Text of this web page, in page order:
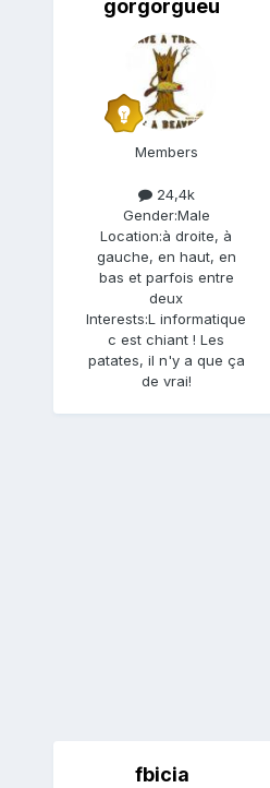
gorgorgueu
Members
24,4k
Gender:Male
Location:à droite, à
gauche, en haut, en
bas et parfois entre
deux
Interests:L informatique
c est chiant ! Les
patates, il n'y a que ça
de vrai!
fbicia